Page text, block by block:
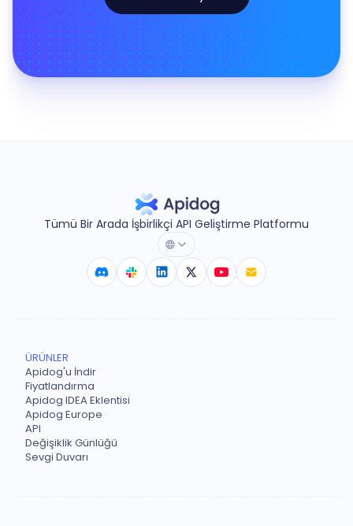
Tümü Bir Arada İşbirlikçi API Geliştirme Platformu
ÜRÜNLER
Apidog'u İndir
Fiyatlandırma
Apidog IDEA Eklentisi
Apidog Europe
API
Değişiklik Günlüğü
Sevgi Duvarı